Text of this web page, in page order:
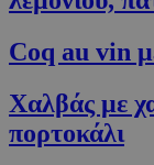
Coq au vin
Χαλβάς με
πορτοκάλι